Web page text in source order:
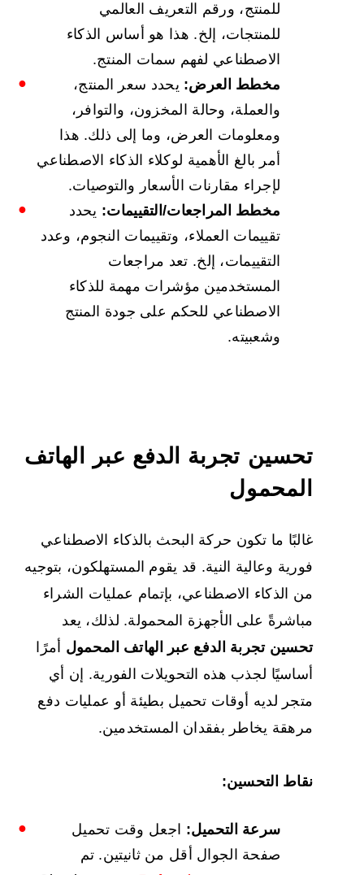
للمنتج، ورقم التعريف العالمي
للمنتجات، إلخ. هذا هو أساس الذكاء
الاصطناعي لفهم سمات المنتج.
مخطط العرض: يحدد سعر المنتج،
والعملة، وحالة المخزون، والتوافر،
ومعلومات العرض، وما إلى ذلك. هذا
أمر بالغ الأهمية لوكلاء الذكاء الاصطناعي
لإجراء مقارنات الأسعار والتوصيات.
مخطط المراجعات/التقييمات: يحدد
تقييمات العملاء، وتقييمات النجوم، وعدد
التقييمات، إلخ. تعد مراجعات
المستخدمين مؤشرات مهمة للذكاء
الاصطناعي للحكم على جودة المنتج
وشعبيته.
تحسين تجربة الدفع عبر الهاتف
المحمول
غالبًا ما تكون حركة البحث بالذكاء الاصطناعي
فورية وعالية النية. قد يقوم المستهلكون، بتوجيه
من الذكاء الاصطناعي، بإتمام عمليات الشراء
مباشرةً على الأجهزة المحمولة. لذلك، يعد
تحسين تجربة الدفع عبر الهاتف المحمول أمرًا
أساسيًا لجذب هذه التحويلات الفورية. إن أي
متجر لديه أوقات تحميل بطيئة أو عمليات دفع
مرهقة يخاطر بفقدان المستخدمين.
نقاط التحسين:
سرعة التحميل: اجعل وقت تحميل
صفحة الجوال أقل من ثانيتين. تم